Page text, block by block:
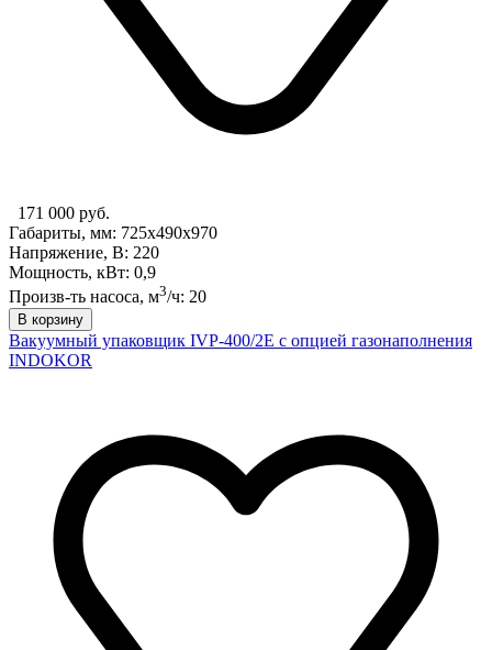
171 000 руб.
Габариты, мм: 725x490x970
Напряжение, В: 220
Мощность, кВт: 0,9
Произв-ть насоса, м3/ч: 20
В корзину
Вакуумный упаковщик IVP-400/2E с опцией газонаполнения
INDOKOR